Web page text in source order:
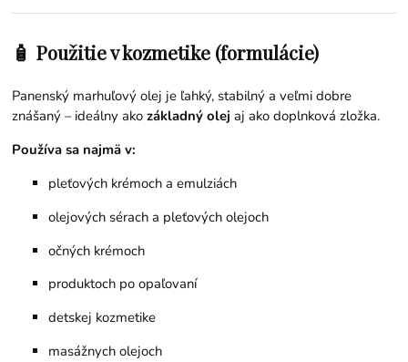
🧴 Použitie v kozmetike (formulácie)
Panenský marhuľový olej je ľahký, stabilný a veľmi dobre
znášaný – ideálny akozákladný olej aj ako doplnková zložka.
Používa sa najmä v:
pleťových krémoch a emulziách
olejových sérach a pleťových olejoch
očných krémoch
produktoch po opaľovaní
detskej kozmetike
masážnych olejoch